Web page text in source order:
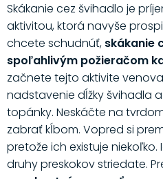
Skákanie cez švihadlo je
aktivitou, ktorá navyše
chcete schudnúť, skákanie
spoľahlivým požieračom
začnete tejto aktivite
nadstavenie dĺžky švihadla
topánky. Neskáčte na
zabrať kĺbom. Vopred si
pretože ich existuje niekoľko.
druhy preskokov striedate.